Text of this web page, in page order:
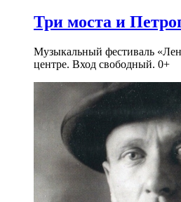
Три моста и
Музыкальный фестиваль
центре. Вход свободный. 0+